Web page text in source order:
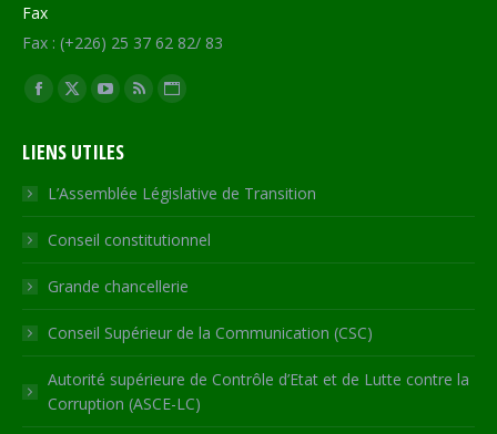
Fax
Fax : (+226) 25 37 62 82/ 83
Trouvez nous sur :
Facebook
opens
in
new
window
X
opens
in
new
window
YouTube
opens
in
new
window
RSS
in
new
window
Site
opens
in
new
LIENS UTILES
L’Assemblée Législative de Transition
Conseil constitutionnel
Grande chancellerie
Conseil Supérieur de la Communication (CSC)
Autorité supérieure de Contrôle d’Etat et de Lutte contre la
Corruption (ASCE-LC)